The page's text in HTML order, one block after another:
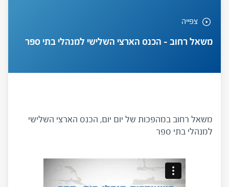
צפייה
משאל רחוב – הכנס הארצי השלישי למנהלי בתי ספר
משאל רחוב במהפכות של יום יום, הכנס הארצי השלישי
למנהלי בתי ספר